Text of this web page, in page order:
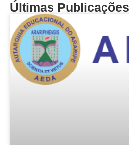
Últimas Publicações